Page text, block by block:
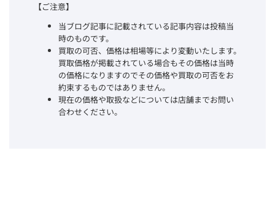
【ご注意】
当ブログ記事に記載されている記事内容は投稿当
時のものです。
買取の可否、価格は相場等により変動いたします。
買取価格が掲載されている場合もその価格は当時
の価格になりますのでその価格や買取の可否をお
約束するものではありません。
現在の価格や取扱などについては店舗までお問い
合わせください。